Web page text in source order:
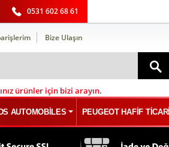
0531 602 68 61
Bize Ulaşın
ürünler için bizi arayın.
DS AUTOMOBİLES PEUGEOT HAFİF TİCARİ